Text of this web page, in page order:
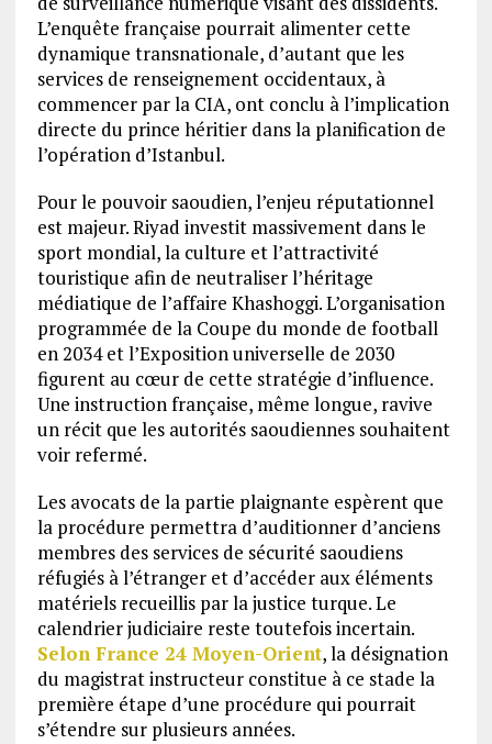
L’enquête française pourrait alimenter cette
dynamique transnationale, d’autant que les
services de renseignement occidentaux, à
commencer par la CIA, ont conclu à l’implication
directe du prince héritier dans la planification de
l’opération d’Istanbul.
Pour le pouvoir saoudien, l’enjeu réputationnel
est majeur. Riyad investit massivement dans le
sport mondial, la culture et l’attractivité
touristique afin de neutraliser l’héritage
médiatique de l’affaire Khashoggi. L’organisation
programmée de la Coupe du monde de football
en 2034 et l’Exposition universelle de 2030
figurent au cœur de cette stratégie d’influence.
Une instruction française, même longue, ravive
un récit que les autorités saoudiennes souhaitent
voir refermé.
Les avocats de la partie plaignante espèrent que
la procédure permettra d’auditionner d’anciens
membres des services de sécurité saoudiens
réfugiés à l’étranger et d’accéder aux éléments
matériels recueillis par la justice turque. Le
calendrier judiciaire reste toutefois incertain.
Selon France 24 Moyen-Orient, la désignation
du magistrat instructeur constitue à ce stade la
première étape d’une procédure qui pourrait
s’étendre sur plusieurs années.